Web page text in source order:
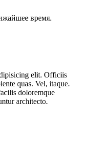
время.
elit. Officiis
quas. Vel, itaque.
doloremque
architecto.